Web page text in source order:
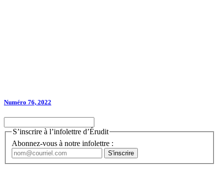
Numéro 76, 2022
S’inscrire à l’infolettre d’Érudit
Abonnez-vous à notre infolettre :